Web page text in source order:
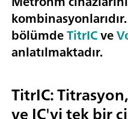
bölümdeTitrICve
anlatılmaktadır.
TitrIC: